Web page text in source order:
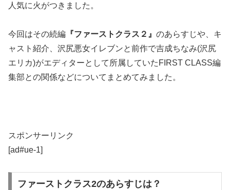
人気に火がつきました。
今回はその続編 『ファーストクラス２』 のあらすじや、キ
ャスト紹介、沢尻悪女イレブンと前作で吉成ちなみ(沢尻
エリカ)がエディターとして所属していたFIRST CLASS編
集部との関係などについてまとめてみました。
スポンサーリンク
[ad#ue-1]
ファーストクラス2のあらすじは？